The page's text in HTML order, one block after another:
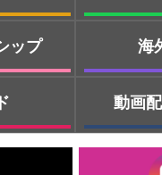
ップ 海
動画